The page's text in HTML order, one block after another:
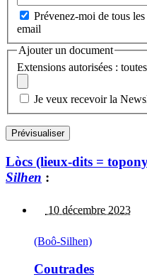
Prévenez-moi de tous
email
Ajouter un document
Extensions autorisées : toutes
Je veux recevoir la
Lòcs (lieux-dits =
Silhen :
10 décembre 2023
(Boô-Silhen)
Coutrades